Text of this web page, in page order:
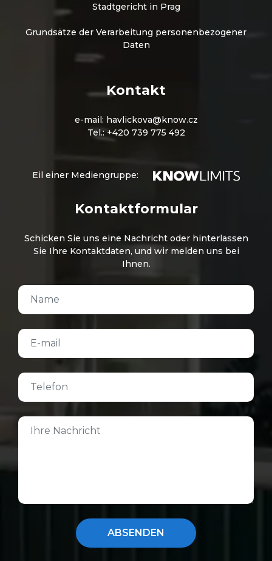
Stadtgericht in Prag
Grundsätze der Verarbeitung personenbezogener
Daten
Kontakt
e-mail: havlickova@know.cz
Tel.: +420 739 775 492
Eil einer Mediengruppe:
Kontaktformular
Schicken Sie uns eine Nachricht oder hinterlassen
Sie Ihre Kontaktdaten, und wir melden uns bei
Ihnen.